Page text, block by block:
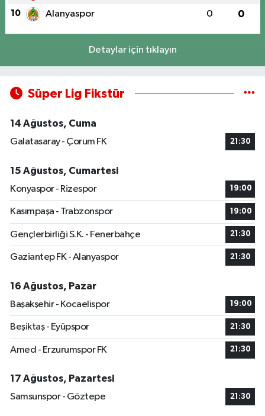
10 Alanyaspor 0 0
Detaylar için tıklayın
Süper Lig Fikstür
14 Ağustos, Cuma
Galatasaray - Çorum FK
21:30
15 Ağustos, Cumartesi
Konyaspor - Rizespor
19:00
Kasımpaşa - Trabzonspor 19:00
Gençlerbirliği S.K. - Fenerbahçe 21:30
Gaziantep FK - Alanyaspor 21:30
16 Ağustos, Pazar
Başakşehir - Kocaelispor
19:00
Beşiktaş - Eyüpspor 21:30
Amed - Erzurumspor FK 21:30
17 Ağustos, Pazartesi
Samsunspor - Göztepe
21:30